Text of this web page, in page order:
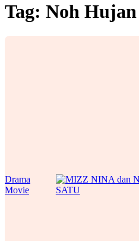
Tag: Noh Hujan
Drama
Movie